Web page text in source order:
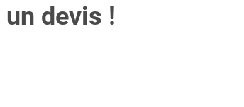
devis !